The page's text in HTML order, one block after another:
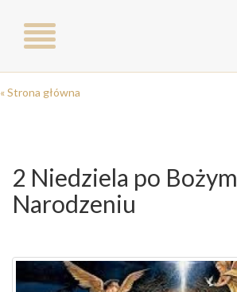
Toggle
navigation
« Strona główna
2 Niedziela po Bożym
Narodzeniu